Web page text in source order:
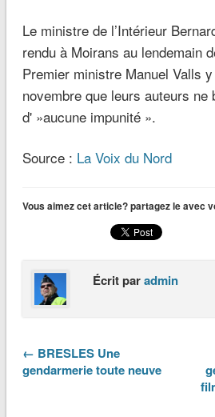
Le ministre de l’Intérieur
rendu à Moirans au lendemain
Premier ministre Manuel Valls
novembre que leurs auteurs ne
d' »aucune impunité ».
Source : La Voix du Nord
Vous aimez cet article? partagez le avec
Écrit paradmin
← BRESLES Une
gendarmerie toute neuve